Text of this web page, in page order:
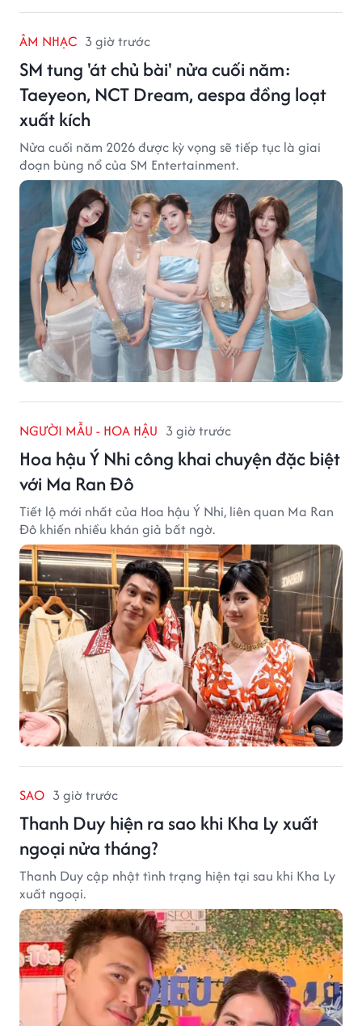
ÂM NHẠC 3 giờ trước
SM tung 'át chủ bài' nửa cuối năm:
Taeyeon, NCT Dream, aespa đồng loạt
xuất kích
Nửa cuối năm 2026 được kỳ vọng sẽ tiếp tục là giai
đoạn bùng nổ của SM Entertainment.
NGƯỜI MẪU - HOA HẬU 3 giờ trước
Hoa hậu Ý Nhi công khai chuyện đặc biệt
với Ma Ran Đô
Tiết lộ mới nhất của Hoa hậu Ý Nhi, liên quan Ma Ran
Đô khiến nhiều khán giả bất ngờ.
SAO 3 giờ trước
Thanh Duy hiện ra sao khi Kha Ly xuất
ngoại nửa tháng?
Thanh Duy cập nhật tình trạng hiện tại sau khi Kha Ly
xuất ngoại.